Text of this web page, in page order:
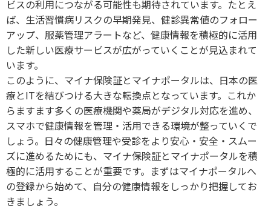
ビスの利用につながる可能性も期待されています。たとえ
ば、生活習慣病リスクの早期発見、健診異常値のフォロー
アップ、服薬管理アラートなど、健康情報を積極的に活用
した新しい医療サービスが広がっていくことが見込まれて
います。
このように、マイナ保険証とマイナポータルは、日本の医
療とITを結びつける大きな転換点となっています。これか
らますます多くの医療機関や薬局がデジタル対応を進め、
スマホで健康情報を管理・活用できる環境が整っていくで
しょう。日々の健康管理や受診をより安心・安全・スムー
ズに進めるためにも、マイナ保険証とマイナポータルを積
極的に活用することが重要です。まずはマイナポータルへ
の登録から始めて、自分の健康情報をしっかり把握してお
きましょう。